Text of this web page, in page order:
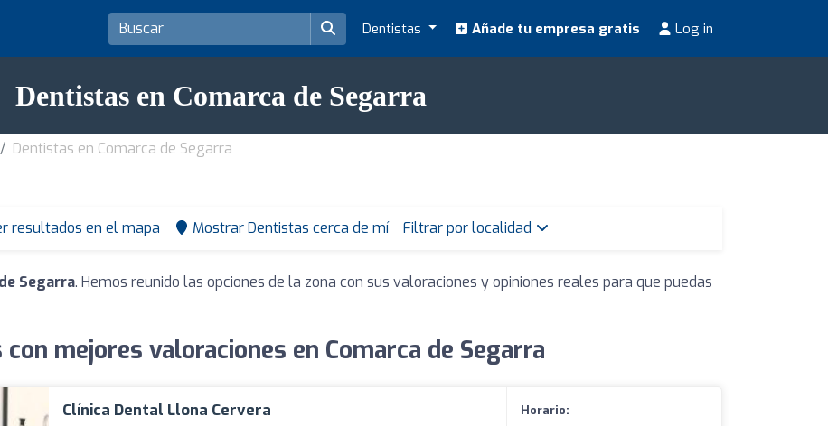
Dentistas Añade tu empresa gratis Log in
Dentistas en Comarca de Segarra
Dentistas en Comarca de Segarra
resultados en el mapa Mostrar Dentistas cerca de mí Filtrar por localidad
Segarra. Hemos reunido las opciones de la zona con sus valoraciones y opiniones reales para que puedas
mejores valoraciones en Comarca de Segarra
Clínica Dental Llona Cervera
Horario: